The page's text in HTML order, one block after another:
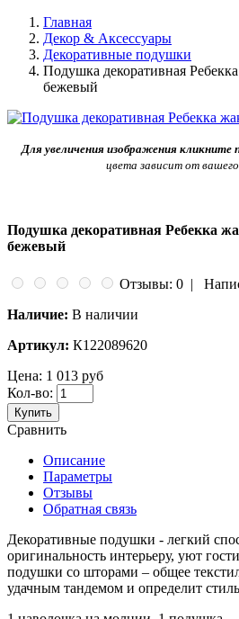
Главная
Декор & Аксессуары
Декоративные подушки
Подушка декоративная
бежевый
Для увеличения изображения кликните
цвета зависит от
Подушка декоративная Ребекка
бежевый
Отзывы: 0 |
Наличие: В наличии
Артикул: К122089620
Цена: 1 013 руб
Кол-во:
Купить
Сравнить
Описание
Параметры
Отзывы
Обратная связь
Декоративные подушки - легкий
оригинальность интерьеру, уют
подушки со шторами – общее
удачным тандемом и определит